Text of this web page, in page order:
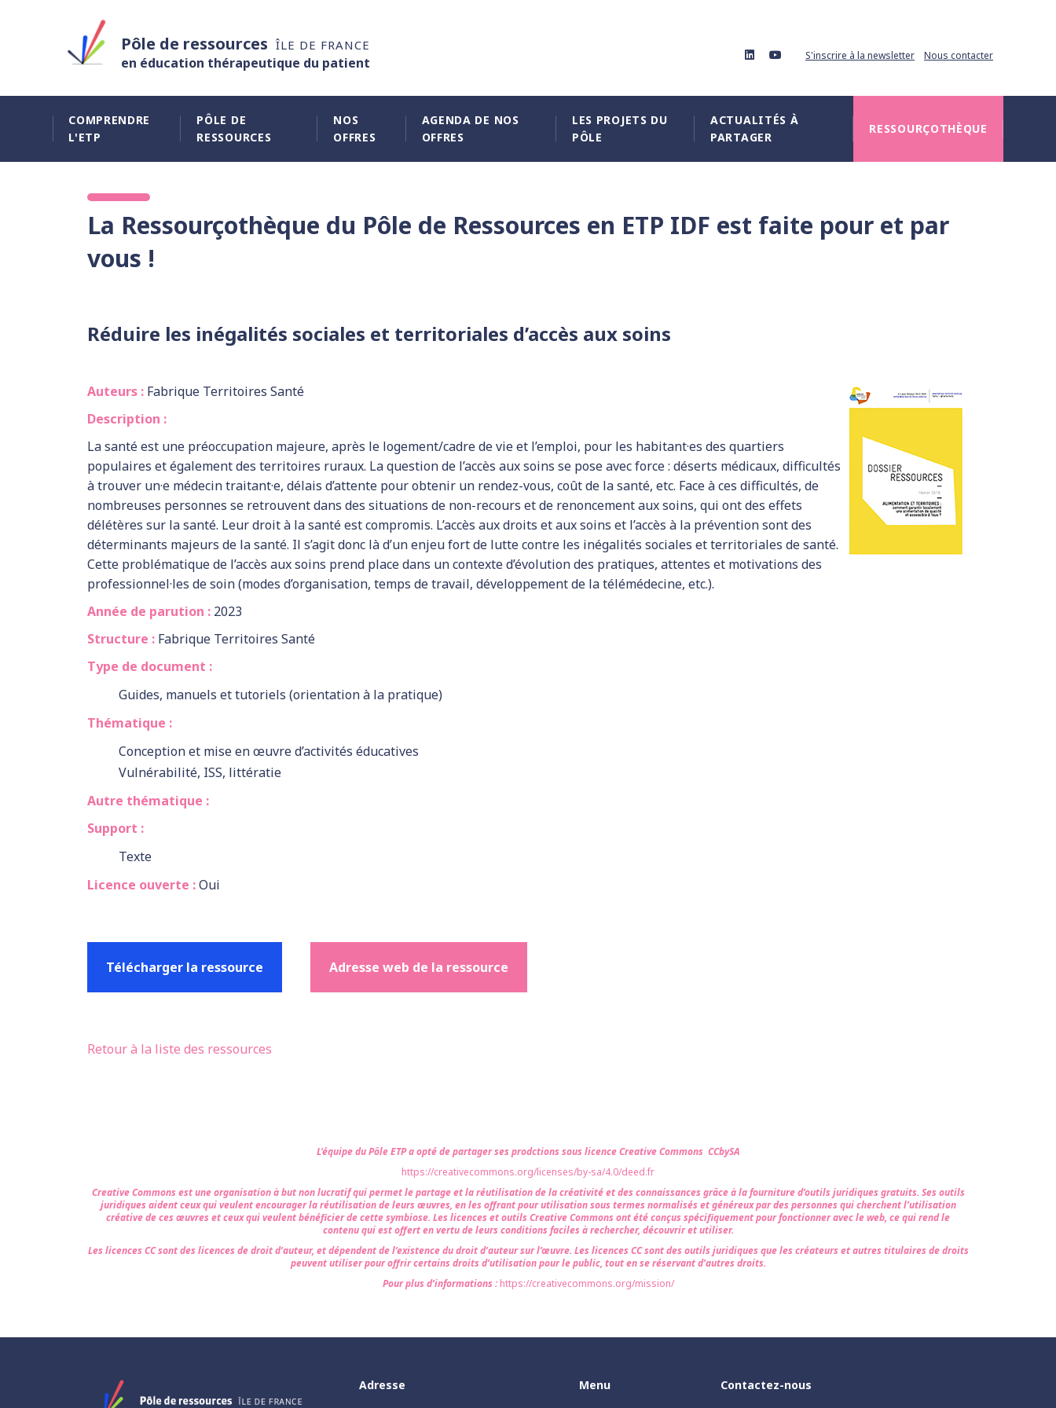
Pôle de ressources ÎLE DE FRANCE
en éducation thérapeutique du patient
linkedin youtubeS'inscrire à la newsletter Nous contacter
COMPRENDRE
L'ETP
PÔLE DE
RESSOURCES
NOS
OFFRES
AGENDA DE NOS
OFFRES
LES PROJETS DU
PÔLE
ACTUALITÉS À
PARTAGER
RESSOURÇOTHÈQUE
La Ressourçothèque du Pôle de Ressources en ETP IDF est faite pour et par
vous !
Réduire les inégalités sociales et territoriales d’accès aux soins
Auteurs : Fabrique Territoires Santé
Description :
La santé est une préoccupation majeure, après le logement/cadre de vie et l’emploi, pour les habitant·es des quartiers
populaires et également des territoires ruraux. La question de l’accès aux soins se pose avec force : déserts médicaux, difficultés
à trouver un·e médecin traitant·e, délais d’attente pour obtenir un rendez-vous, coût de la santé, etc. Face à ces difficultés, de
nombreuses personnes se retrouvent dans des situations de non-recours et de renoncement aux soins, qui ont des effets
délétères sur la santé. Leur droit à la santé est compromis. L’accès aux droits et aux soins et l’accès à la prévention sont des
déterminants majeurs de la santé. Il s’agit donc là d’un enjeu fort de lutte contre les inégalités sociales et territoriales de santé.
Cette problématique de l’accès aux soins prend place dans un contexte d’évolution des pratiques, attentes et motivations des
professionnel·les de soin (modes d’organisation, temps de travail, développement de la télémédecine, etc.).
Année de parution : 2023
Structure : Fabrique Territoires Santé
Type de document :
Guides, manuels et tutoriels (orientation à la pratique)
Thématique :
Conception et mise en œuvre d’activités éducatives
Vulnérabilité, ISS, littératie
Autre thématique :
Support :
Texte
Licence ouverte :Oui
Télécharger la ressource Adresse web de la ressource
Retour à la liste des ressources
L'équipe du Pôle ETP a opté de partager ses prodctions sous licence Creative Commons CCbySA
https://creativecommons.org/licenses/by-sa/4.0/deed.fr
Creative Commons est une organisation à but non lucratif qui permet le partage et la réutilisation de la créativité et des connaissances grâce à la fourniture d’outils juridiques gratuits. Ses outils
juridiques aident ceux qui veulent encourager la réutilisation de leurs œuvres, en les offrant pour utilisation sous termes normalisés et généreux par des personnes qui cherchent l’utilisation
créative de ces œuvres et ceux qui veulent bénéficier de cette symbiose. Les licences et outils Creative Commons ont été conçus spécifiquement pour fonctionner avec le web, ce qui rend le
contenu qui est offert en vertu de leurs conditions faciles à rechercher, découvrir et utiliser.
Les licences CC sont des licences de droit d’auteur, et dépendent de l’existence du droit d’auteur sur l’œuvre. Les licences CC sont des outils juridiques que les créateurs et autres titulaires de droits
peuvent utiliser pour offrir certains droits d’utilisation pour le public, tout en se réservant d’autres droits.
Pour plus d’informations : https://creativecommons.org/mission/
Adresse Menu Contactez-nous